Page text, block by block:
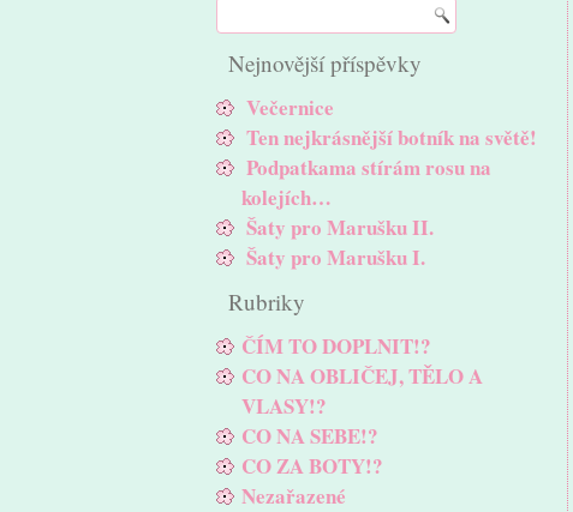
Nejnovější příspěvky
Večernice
Ten nejkrásnější botník na světě!
Podpatkama stírám rosu na
kolejích…
Šaty pro Marušku II.
Šaty pro Marušku I.
Rubriky
ČÍM TO DOPLNIT!?
CO NA OBLIČEJ, TĚLO A
VLASY!?
CO NA SEBE!?
CO ZA BOTY!?
Nezařazené